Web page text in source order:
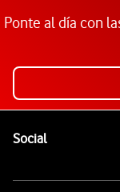
Ponte al día con
SocialEnlaces a las